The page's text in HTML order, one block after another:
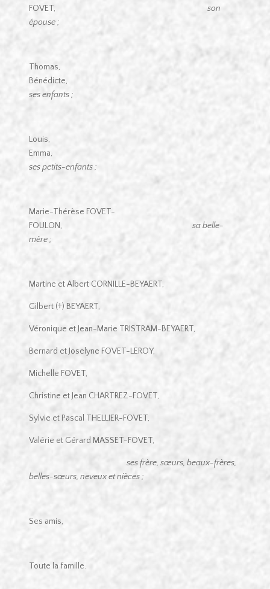
FOVET,son
épouse ;
Thomas,
Bénédicte,
ses enfants ;
Louis,
Emma,
ses petits-enfants ;
Marie-Thérèse FOVET-
FOULON, sa belle-
mère ;
Martine et Albert CORNILLE-BEYAERT,
Gilbert (†) BEYAERT,
Véronique et Jean-Marie TRISTRAM-BEYAERT,
Bernard et Joselyne FOVET-LEROY,
Michelle FOVET,
Christine et Jean CHARTREZ-FOVET,
Sylvie et Pascal THELLIER-FOVET,
Valérie et Gérard MASSET-FOVET,
ses frère, sœurs, beaux-frères,
belles-sœurs, neveux et nièces ;
Ses amis,
Toute la famille.